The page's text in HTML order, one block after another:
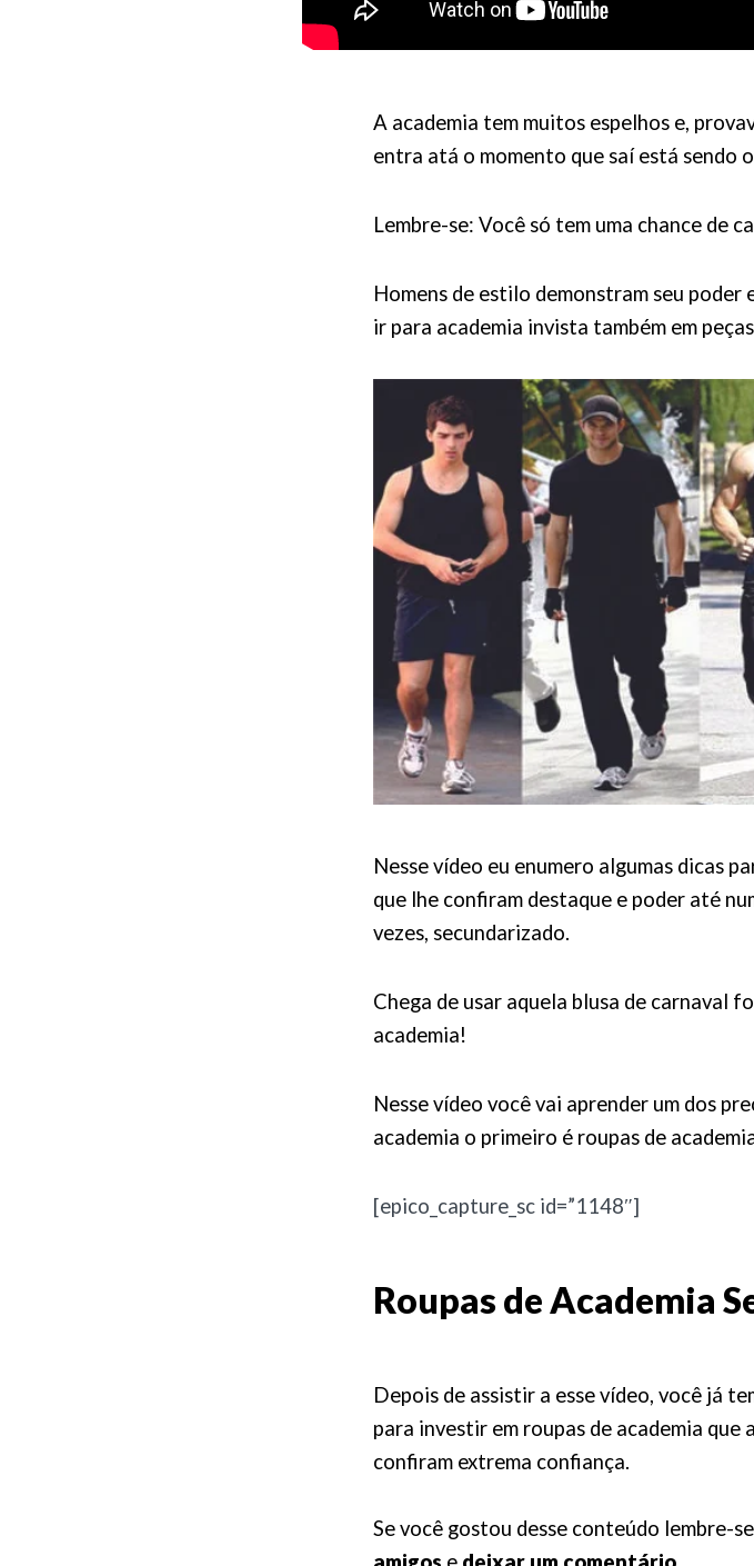
A academia tem muitos espelhos e,
entra atá o momento que saí está sendo
Lembre-se: Você só tem uma chance de
Homens de estilo demonstram seu poder
ir para academia invista também em
Nesse vídeo eu enumero algumas dicas
que lhe confiram destaque e poder até
vezes, secundarizado.
Chega de usar aquela blusa de carnaval
academia!
Nesse vídeo você vai aprender um dos
academia o primeiro é roupas de
[epico_capture_sc id=”1148″]
Roupas de Academia
Depois de assistir a esse vídeo, você já
para investir em roupas de academia que
confiram extrema confiança.
Se você gostou desse conteúdo lembre-